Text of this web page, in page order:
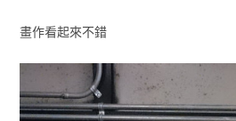
畫作看起來不錯